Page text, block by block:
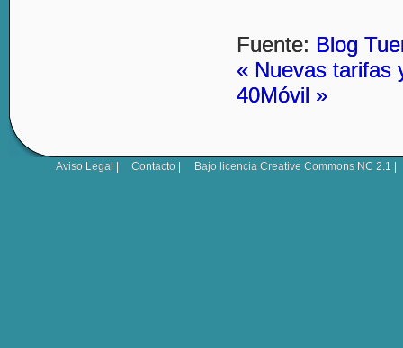
Fuente: Blog
« Nuevas tarifas
40Móvil »
Aviso Legal Contacto Bajo licencia Creative Commons NC 2.1